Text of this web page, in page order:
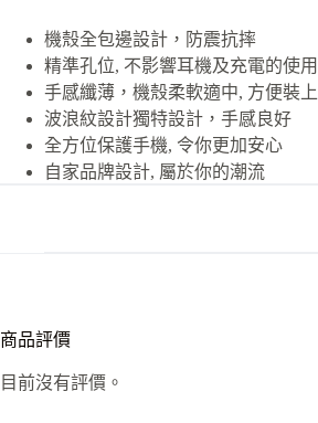
機殼全包邊設計，防震抗摔
精準孔位, 不影響耳機及充電的使用
手感纖薄，機殼柔軟適中, 方便裝上
波浪紋設計獨特設計，手感良好
全方位保護手機, 令你更加安心
自家品牌設計, 屬於你的潮流
商品評價
目前沒有評價。